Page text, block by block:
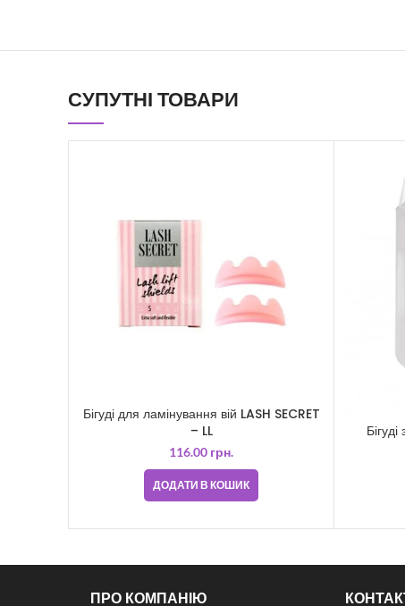
СУПУТНІ ТОВАРИ
Бігуді для ламінування вій LASH SECRET
– LL
116.00 грн.
ДОДАТИ В КОШИК
ПРО КОМПАНІЮ